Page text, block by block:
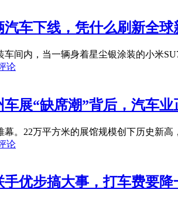
车下线，凭什么刷新全球
车间内，当一辆身着星尘银涂装的小米
论
车展“缺席潮”背后，汽车
幕。22万平方米的展馆规模创下历史新
论
优步搞大事，打车费要降